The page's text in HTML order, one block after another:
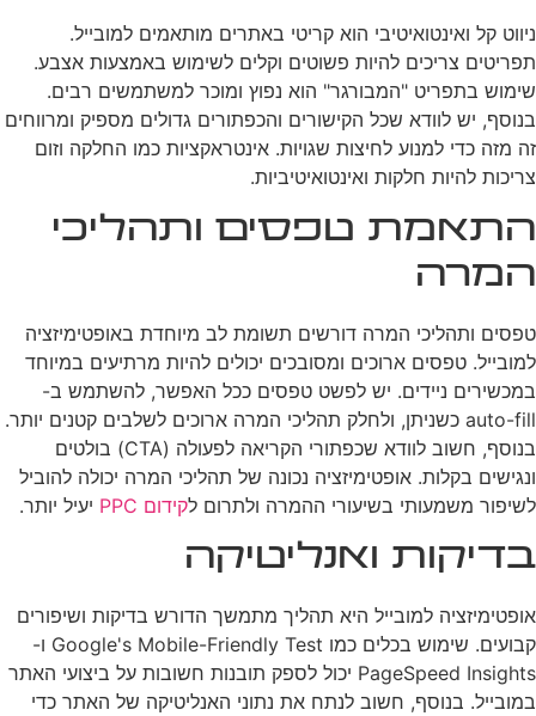
ניווט קל ואינטואיטיבי הוא קריטי באתרים מותאמים למובייל.
תפריטים צריכים להיות פשוטים וקלים לשימוש באמצעות אצבע.
שימוש בתפריט "המבורגר" הוא נפוץ ומוכר למשתמשים רבים.
בנוסף, יש לוודא שכל הקישורים והכפתורים גדולים מספיק ומרווחים
זה מזה כדי למנוע לחיצות שגויות. אינטראקציות כמו החלקה וזום
צריכות להיות חלקות ואינטואיטיביות.
התאמת טפסים ותהליכי
המרה
טפסים ותהליכי המרה דורשים תשומת לב מיוחדת באופטימיזציה
למובייל. טפסים ארוכים ומסובכים יכולים להיות מרתיעים במיוחד
במכשירים ניידים. יש לפשט טפסים ככל האפשר, להשתמש ב-
auto-fill כשניתן, ולחלק תהליכי המרה ארוכים לשלבים קטנים יותר.
בנוסף, חשוב לוודא שכפתורי הקריאה לפעולה (CTA) בולטים
ונגישים בקלות. אופטימיזציה נכונה של תהליכי המרה יכולה להוביל
לשיפור משמעותי בשיעורי ההמרה ולתרום לקידום PPC יעיל יותר.
בדיקות ואנליטיקה
אופטימיזציה למובייל היא תהליך מתמשך הדורש בדיקות ושיפורים
קבועים. שימוש בכלים כמו Google's Mobile-Friendly Test ו-
PageSpeed Insights יכול לספק תובנות חשובות על ביצועי האתר
במובייל. בנוסף, חשוב לנתח את נתוני האנליטיקה של האתר כדי